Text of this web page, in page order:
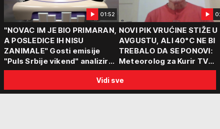
01:52
"NOVAC IM JE BIO PRIMARAN,
A POSLEDICE IH NISU
ZANIMALE" Gosti emisije
"Puls Srbije vikend" analizirali
slučajeve koji su potresli
Srbiju: Zločin se ne isplati
NOVI PIK VRUĆINE STIŽE U
AVGUSTU, ALI 40°C NE BI
TREBALO DA SE PONOVI:
Meteorolog za Kurir TV
objasnio šta nas čeka:
za ozbiljne padavine su
Vidi sve